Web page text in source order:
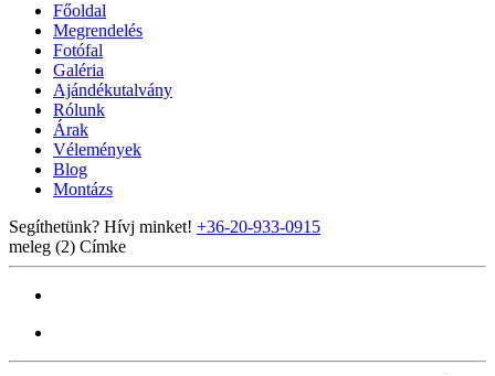
Főoldal
Megrendelés
Fotófal
Galéria
Ajándékutalvány
Rólunk
Árak
Vélemények
Blog
Montázs
Segíthetünk? Hívj minket! +36-20-933-0915
meleg (2) Címke